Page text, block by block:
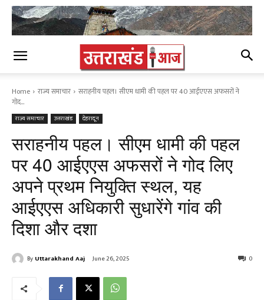
Home राज्य समाचार
सराहनीय पहल। सीएम धामी की पहल पर 40 आईएएस अफसरों ने
गोद...
राज्य समाचार उत्तराखंड देहरादून
सराहनीय पहल। सीएम धामी की पहल
पर 40 आईएएस अफसरों ने गोद लिए
अपने प्रथम नियुक्ति स्थल, यह
आईएएस अधिकारी सुधारेंगे गांव की
दिशा और दशा
By Uttarakhand Aaj June 26, 2025 0